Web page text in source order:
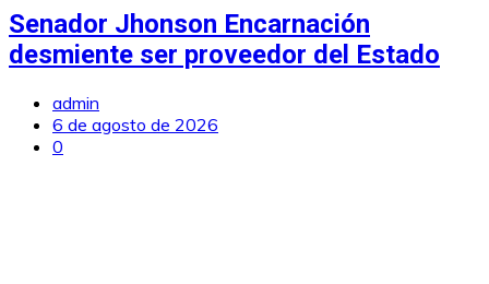
Senador Jhonson Encarnación
desmiente ser proveedor del Estado
admin
6 de agosto de 2026
0